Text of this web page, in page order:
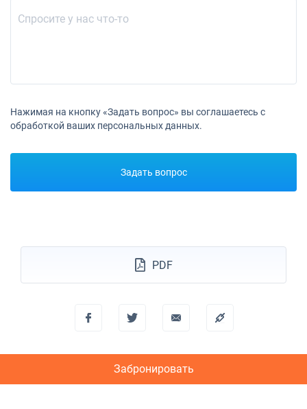
Забронировать
Забронировать
€1026
27/11/2027 - 04/12/2027
Забронировать
04/12/2027 - 11/12/2027
Забронировать
11/12/2027 - 18/12/2027
Забронировать
Нажимая на кнопку «Задать вопрос» вы соглашаетесь с
обработкой ваших персональных данных.
Задать вопрос
PDF
Забронировать